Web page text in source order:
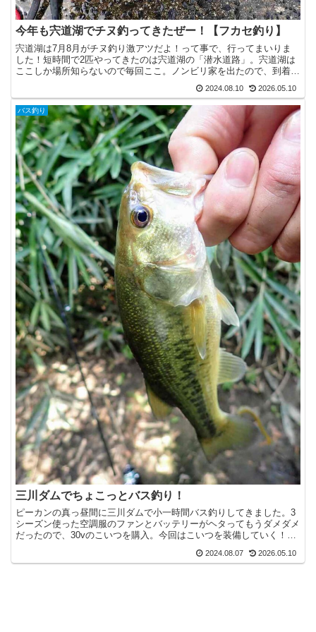
今年も宍道湖でチヌ釣ってきたぜー！【フカセ釣り】
宍道湖は7月8月がチヌ釣り激アツだよ！って事で、行ってまいりま
した！短時間で2匹やってきたのは宍道湖の「潜水道路」。宍道湖は
ここしか場所知らないので毎回ここ。ノンビリ家を出たので、到着し
2024.08.10 2026.05.10
バス釣り
三川ダムでちょこっとバス釣り！
ピーカンの真っ昼間に三川ダムで小一時間バス釣りしてきました。3
シーズン使った空調服のファンとバッテリーがヘタってもうダメダメ
だったので、30vのこいつを購入。今回はこいつを装備していく！お
2024.08.07 2026.05.10